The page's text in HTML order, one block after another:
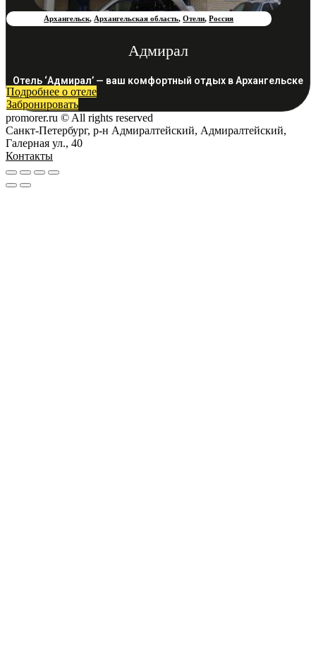
Архангельск, Архангельская область,Отели,Россия
Адмирал
Отель ‘Адмирал’ — ваш комфортный отдых в Архангельске
Подробнее о отеле
Забронировать
promorer.ru © All rights reserved
Санкт-Петербург, р-н Адмиралтейский, Адмиралтейский,
Галерная ул., 40
Контакты